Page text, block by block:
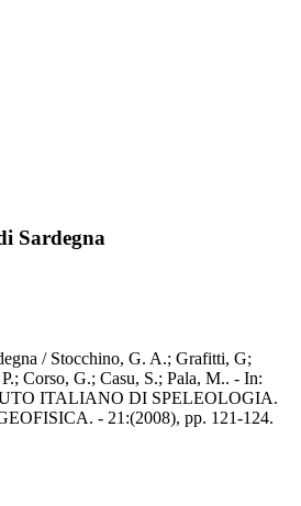
Sardegna
/ Stocchino, G. A.; Grafitti, G;
Corso, G.; Casu, S.; Pala, M.. - In:
ITALIANO DI SPELEOLOGIA.
- 21:(2008), pp. 121-124.